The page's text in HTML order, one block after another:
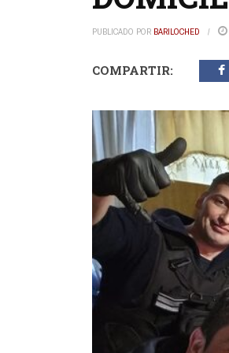
PUBLICADO POR BARILOCHED
COMPARTIR: